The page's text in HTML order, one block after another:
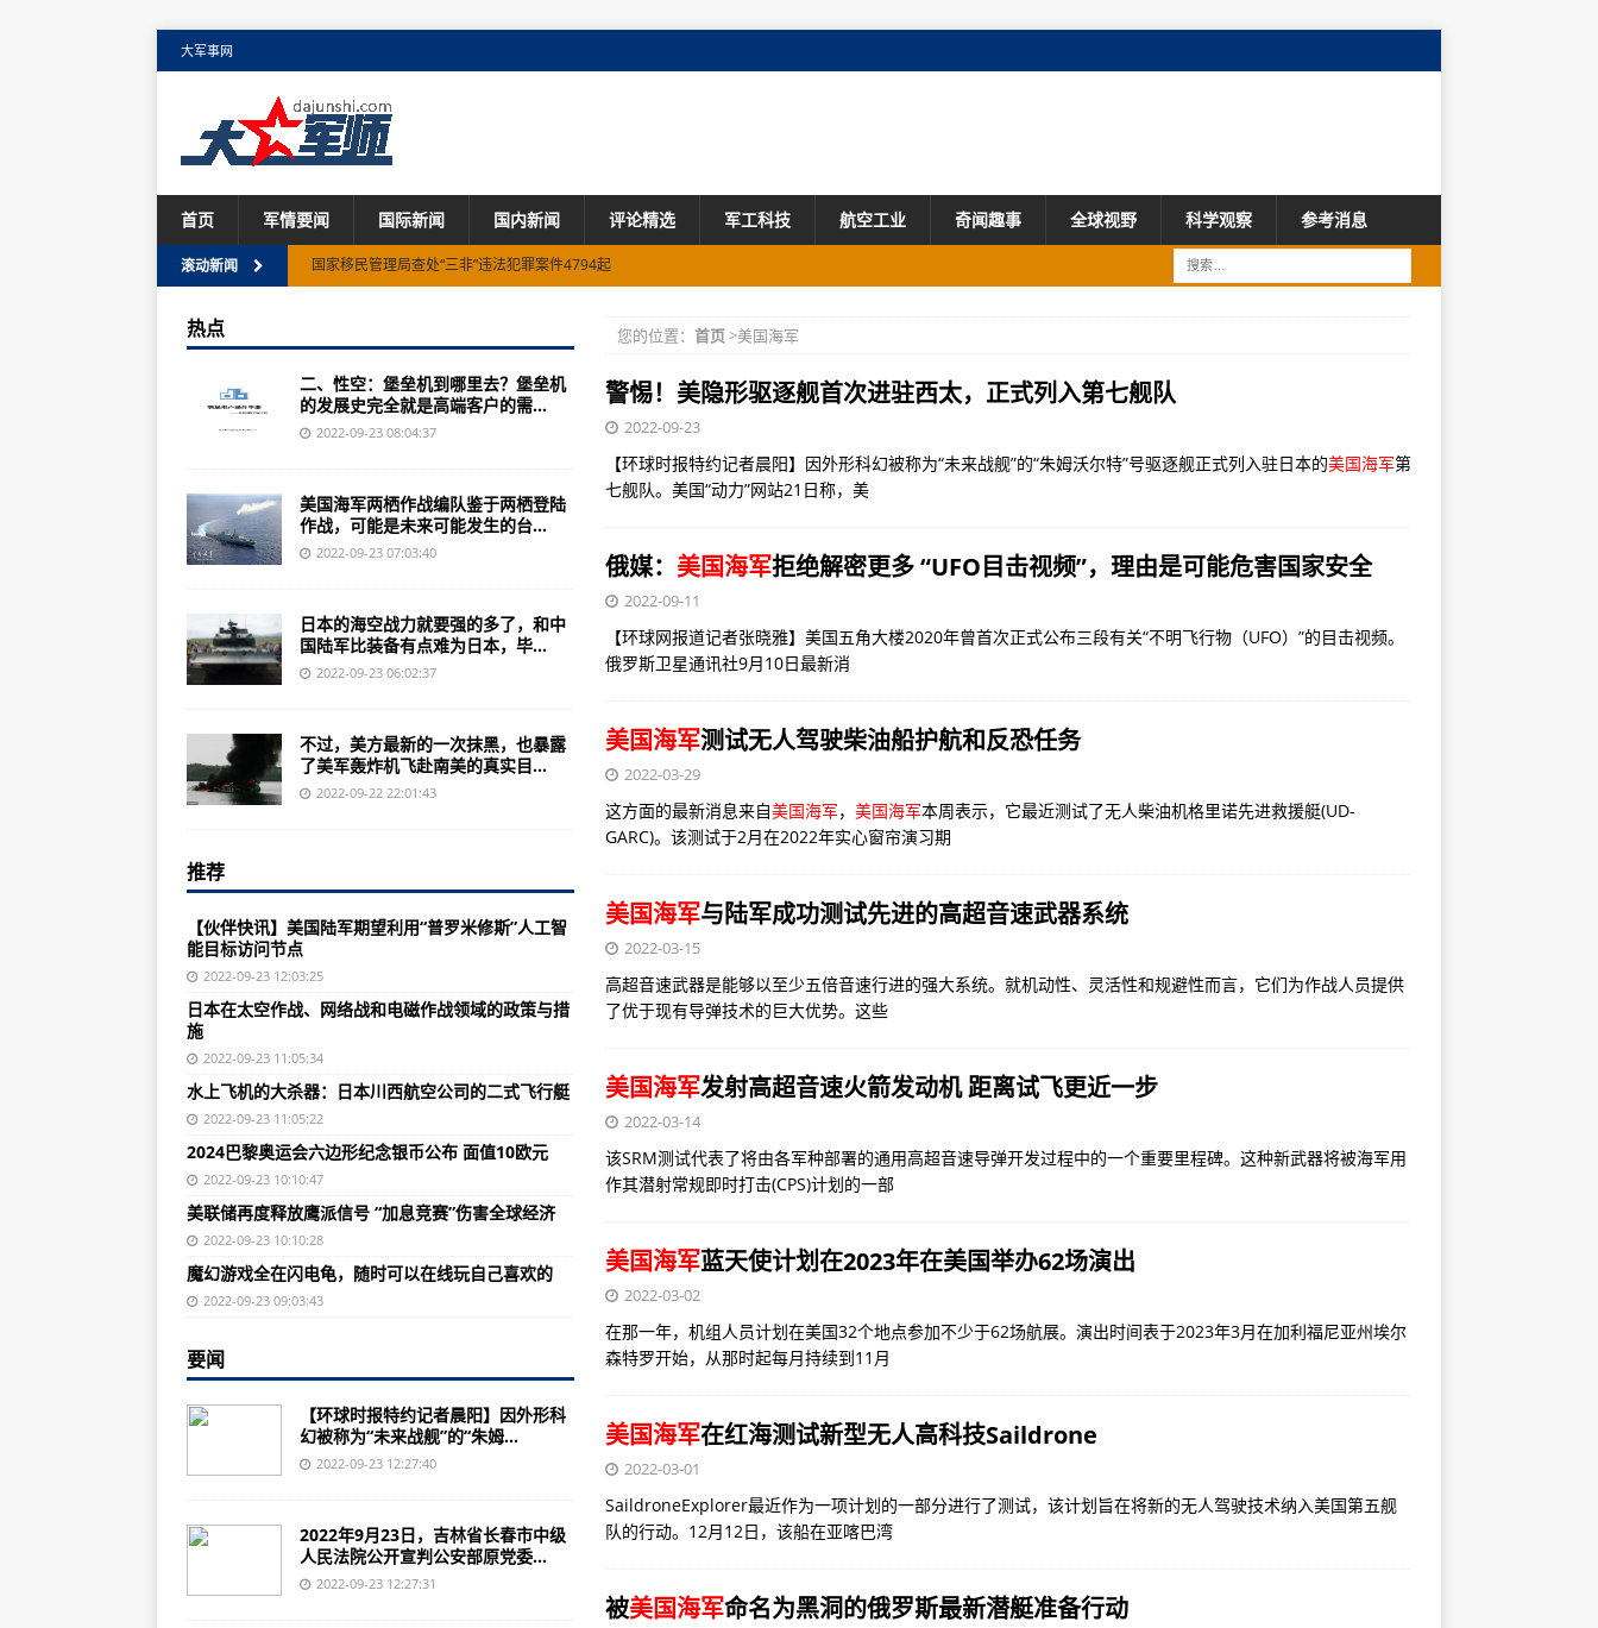
大军事网
首页 军情要闻 国际新闻 国内新闻 评论精选 军工科技 航空工业 奇闻趣事 全球视野 科学观察 参考消息
滚动新闻
国家移民管理局查处“三非”违法犯罪案件4794起
新疆多地现不明发光体！网友戏称UFO开远光，究竟咋回事？
美国核航母群抵达韩国，本月底将参与韩美联合军演
青海玛多地震灾后重建农牧民D级住房全面封顶
【在希望的田野上】金秋时节好“丰”光 瓜果满园粮满仓
86岁玉米育种专家程相文—— 一天也离不开玉米
我的妹妹不可能那么可爱：携带版2游戏简介
1946年7月16日世界上第一颗原子弹大男孩在美国新墨西哥州爆炸成功
威奇塔号唯一重巡洋舰威奇塔能否配得上三幻神与金币船
【伙伴快讯】美国陆军期望利用“普罗米修斯”人工智能目标访问节点
日本三联装那奇葩不算：碰上驱逐舰鱼雷艇，副炮的作用比主炮还强
中国突然对全人类来说都是一场灾难，真相惊人！
世界上哪个国家轰炸机最多性能落后的局面即将得到改变
中国裁军大使:国际核裁军进程受到严重冲击正是美国
“咆哮者”新电子战吊舱交付测试，看不见的部分更值得警惕
中航产融各位同学，“人才成长中心”学习平台来喽
丘吉尔在日记中赢了二战毁了英国的论调？
我国为何要拒绝法国的赠与？(图)航母
水上飞机的大杀器：日本川西航空公司的二式飞行艇
【学者推荐】中国人民解放军空军航空大学之“英雄的摇篮”
您的位置： 首页>美国海军
警惕！美隐形驱逐舰首次进驻西太，正式列入第七舰队
2022-09-23
【环球时报特约记者晨阳】因外形科幻被称为“未来战舰”的“朱姆沃尔特”号驱逐舰正式列入驻日本的美国海军第
七舰队。美国“动力”网站21日称，美
俄媒： 美国海军拒绝解密更多 “UFO目击视频”，理由是可能危害国家安全
2022-09-11
【环球网报道记者张晓雅】美国五角大楼2020年曾首次正式公布三段有关“不明飞行物（UFO）”的目击视频。
俄罗斯卫星通讯社9月10日最新消
美国海军测试无人驾驶柴油船护航和反恐任务
2022-03-29
这方面的最新消息来自美国海军， 美国海军本周表示，它最近测试了无人柴油机格里诺先进救援艇(UD-
GARC)。该测试于2月在2022年实心窗帘演习期
美国海军与陆军成功测试先进的高超音速武器系统
2022-03-15
高超音速武器是能够以至少五倍音速行进的强大系统。就机动性、灵活性和规避性而言，它们为作战人员提供
了优于现有导弹技术的巨大优势。这些
美国海军发射高超音速火箭发动机 距离试飞更近一步
2022-03-14
该SRM测试代表了将由各军种部署的通用高超音速导弹开发过程中的一个重要里程碑。这种新武器将被海军用
作其潜射常规即时打击(CPS)计划的一部
美国海军蓝天使计划在2023年在美国举办62场演出
2022-03-02
在那一年，机组人员计划在美国32个地点参加不少于62场航展。演出时间表于2023年3月在加利福尼亚州埃尔
森特罗开始，从那时起每月持续到11月
美国海军在红海测试新型无人高科技Saildrone
2022-03-01
SaildroneExplorer最近作为一项计划的一部分进行了测试，该计划旨在将新的无人驾驶技术纳入美国第五舰
队的行动。12月12日，该船在亚喀巴湾
被美国海军命名为黑洞的俄罗斯最新潜艇准备行动
热点
二、性空：堡垒机到哪里去？堡垒机
的发展史完全就是高端客户的需...
2022-09-23 08:04:37
美国海军两栖作战编队鉴于两栖登陆
作战，可能是未来可能发生的台...
2022-09-23 07:03:40
日本的海空战力就要强的多了，和中
国陆军比装备有点难为日本，毕...
2022-09-23 06:02:37
不过，美方最新的一次抹黑，也暴露
了美军轰炸机飞赴南美的真实目...
2022-09-22 22:01:43
推荐
【伙伴快讯】美国陆军期望利用“普罗米修斯”人工智
能目标访问节点
2022-09-23 12:03:25
日本在太空作战、网络战和电磁作战领域的政策与措
施
2022-09-23 11:05:34
水上飞机的大杀器：日本川西航空公司的二式飞行艇
2022-09-23 11:05:22
2024巴黎奥运会六边形纪念银币公布 面值10欧元
2022-09-23 10:10:47
美联储再度释放鹰派信号 “加息竞赛”伤害全球经济
2022-09-23 10:10:28
魔幻游戏全在闪电龟，随时可以在线玩自己喜欢的
2022-09-23 09:03:43
要闻
【环球时报特约记者晨阳】因外形科
幻被称为“未来战舰”的“朱姆...
2022-09-23 12:27:40
2022年9月23日，吉林省长春市中级
人民法院公开宣判公安部原党委...
2022-09-23 12:27:31